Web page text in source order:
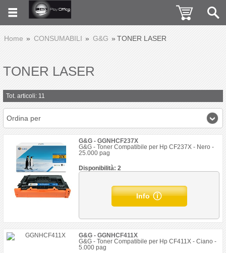
Home CONSUMABILI G&G TONER LASER
TONER LASER
Tot. articoli: 11
Ordina per
G&G - GGNHCF237X
G&G - Toner Compatibile per Hp CF237X - Nero -
25.000 pag
Disponibilità: 2
Info
G&G - GGNHCF411X
G&G - Toner Compatibile per Hp CF411X - Ciano -
5.000 pag